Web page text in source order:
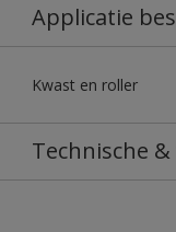
Applicatie
Kwast en roller
Technische